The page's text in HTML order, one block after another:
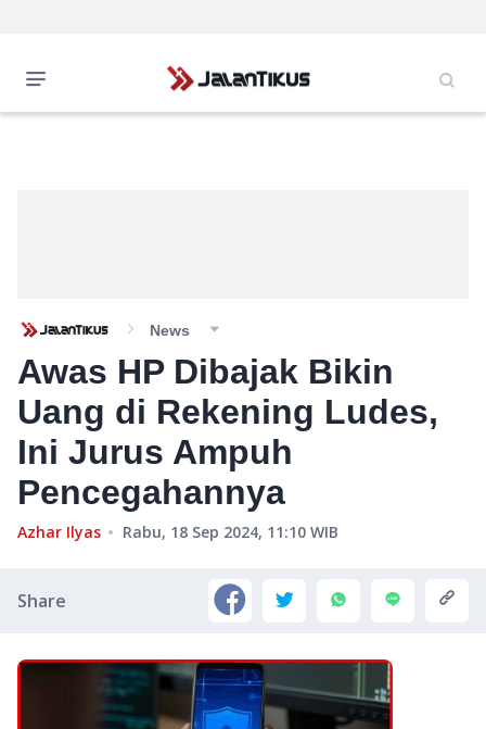
News
Awas HP Dibajak Bikin
Uang di Rekening Ludes,
Ini Jurus Ampuh
Pencegahannya
Azhar Ilyas Rabu, 18 Sep 2024, 11:10 WIB
Share